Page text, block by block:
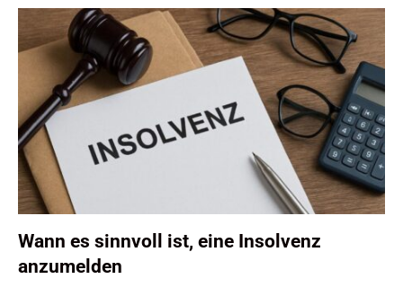
Wann es sinnvoll ist, eine Insolvenz
anzumelden